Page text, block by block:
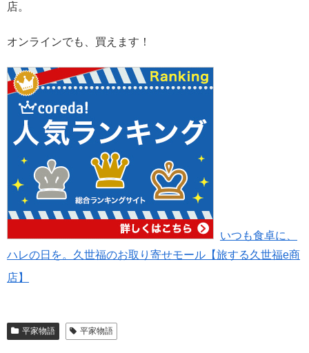
店。
オンラインでも、買えます！
いつも食卓に、
ハレの日を。久世福のお取り寄せモール【旅する久世福e商
店】
平家物語 平家物語